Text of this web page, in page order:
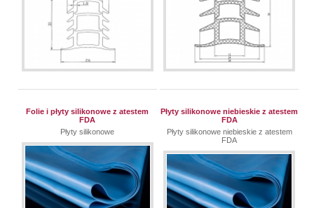
Folie i płyty silikonowe z atestem
FDA
Płyty silikonowe
Płyty silikonowe niebieskie z atestem
FDA
Płyty silikonowe niebieskie z atestem
FDA